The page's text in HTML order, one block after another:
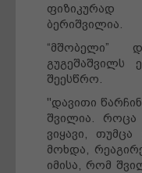
ფიზიკურად
ბერიშვილია.
“მშობელი”
გუგეშაშვილს
შეესწრო.
"დავითი
შვილია. როცა
ვიყავი,
მოხდა,
იმისა, რომ